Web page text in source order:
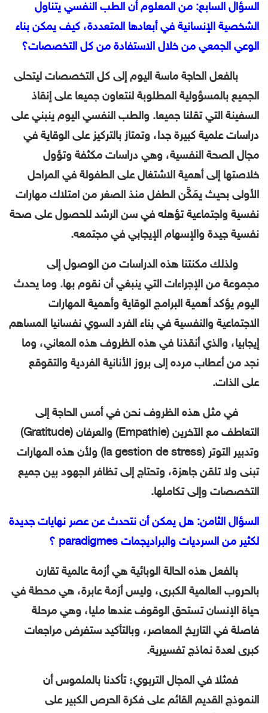
السؤال السابع: من المعلوم أن الطب النفسي يتناول
الشخصية الإنسانية في أبعادها المتعددة، كيف يمكن بناء
الوعي الجمعي من خلال الاستفادة من كل التخصصات؟
بالفعل الحاجة ماسة اليوم إلى كل التخصصات ليتحلى
الجميع بالمسؤولية المطلوبة لنتعاون جميعا على إنقاذ
السفينة التي تقلنا جميعا. والطب النفسي اليوم ينبني على
دراسات علمية كبيرة جدا، وتمتاز بالتركيز على الوقاية في
مجال الصحة النفسية، وهي دراسات مكثفة وتؤول
خلاصتها إلى أهمية الاشتغال على الطفولة في المراحل
الأولى بحيث يمَكَّن الطفل منذ الصغر من امتلاك مهارات
نفسية واجتماعية تؤهله في سن الرشد للحصول على صحة
نفسية جيدة والإسهام الإيجابي في مجتمعه.
ولذلك مكنتنا هذه الدراسات من الوصول إلى
مجموعة من الإجراءات التي ينبغي أن نقوم بها. وما يحدث
اليوم يؤكد أهمية البرامج الوقاية وأهمية المهارات
الاجتماعية والنفسية في بناء الفرد السوي نفسانيا المساهم
إيجابيا، والذي أنقذنا في هذه الظروف هذه المعاني، وما
نجد من أعطاب مرده إلى بروز الأنانية الفردية والتقوقع
على الذات.
في مثل هذه الظروف نحن في أمس الحاجة إلى
التعاطف مع الآخرين (Empathie) والعرفان (Gratitude)
وتدبير التوتر (la gestion de stress) ولأن هذه المهارات
تبنى ولا تلقن جاهزة، وتحتاج إلى تظافر الجهود بين جميع
التخصصات وإلى تكاملها.
السؤال الثامن: هل يمكن أن نتحدث عن عصر نهايات جديدة
لكثير من السرديات والبراديجمات paradigmes ؟
بالفعل هذه الحالة الوبائية هي أزمة عالمية تقارن
بالحروب العالمية الكبرى، وليس أزمة عابرة، هي محطة في
حياة الإنسان تستحق الوقوف عندها مليا، وهي مرحلة
فاصلة في التاريخ المعاصر، وبالتأكيد ستفرض مراجعات
كبرى لعدة نماذج تفسيرية.
فمثلا في المجال التربوي؛ تأكدنا بالملموس أن
النموذج القديم القائم على فكرة الحرص الكبير على